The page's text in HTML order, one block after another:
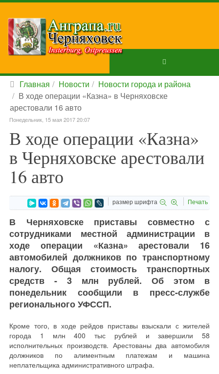
Главная Новости
Новости города и района
В ходе операции «Казна» в Черняховске
арестовали 16 авто
Понедельник, 15 мая 2017 20:07
В ходе операции «Казна»
в Черняховске арестовали
16 авто
размер шрифта Печать
В Черняховске приставы совместно с
сотрудниками местной администрации в
ходе операции «Казна» арестовали 16
автомобилей должников по транспортному
налогу. Общая стоимость транспортных
средств - 3 млн рублей. Об этом в
понедельник сообщили в пресс-службе
регионального УФССП.
Кроме того, в ходе рейдов приставы взыскали с жителей
города 1 млн 400 тыс рублей и завершили 58
исполнительных производств. Арестованы два автомобиля
должников по алиментным платежам и машина
неплательщика административного штрафа.